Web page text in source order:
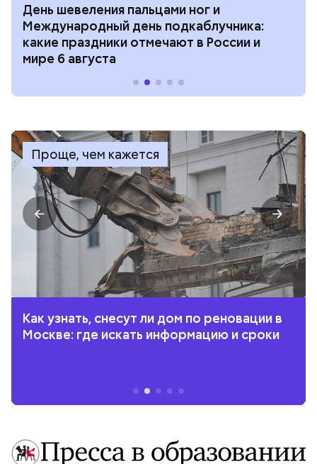
День шевеления пальцами ног и
Международный день подкаблучника:
какие праздники отмечают в России и
мире 6 августа
Проще, чем кажется
Как узнать, снесут ли дом по реновации в
Москве: где искать информацию и сроки